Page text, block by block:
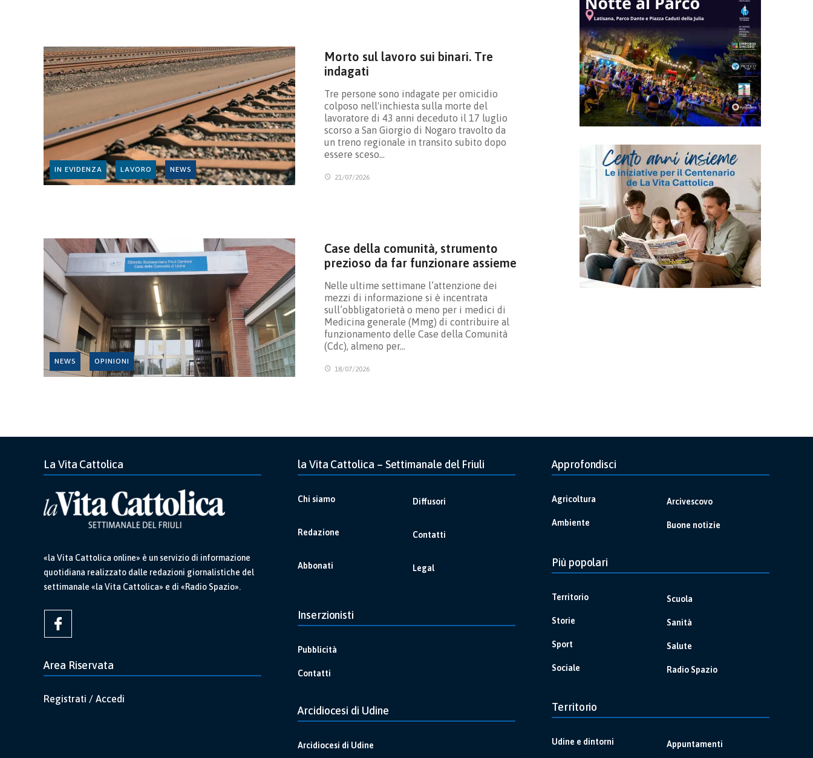
IN EVIDENZA LAVORO NEWS
Morto sul lavoro sui binari. Tre
indagati
Tre persone sono indagate per omicidio
colposo nell'inchiesta sulla morte del
lavoratore di 43 anni deceduto il 17 luglio
scorso a San Giorgio di Nogaro travolto da
un treno regionale in transito subito dopo
essere sceso…
21/07/2026
NEWS OPINIONI
Case della comunità, strumento
prezioso da far funzionare assieme
Nelle ultime settimane l’attenzione dei
mezzi di informazione si è incentrata
sull’obbligatorietà o meno per i medici di
Medicina generale (Mmg) di contribuire al
funzionamento delle Case della Comunità
(Cdc), almeno per…
18/07/2026
La Vita Cattolica
«la Vita Cattolica online» è un servizio di informazione
quotidiana realizzato dalle redazioni giornalistiche del
settimanale «la Vita Cattolica» e di «Radio Spazio».
Area Riservata
Registrati / Accedi
la Vita Cattolica – Settimanale del Friuli
Chi siamo
Redazione
Abbonati
Diffusori
Contatti
Legal
Inserzionisti
Pubblicità
Contatti
Arcidiocesi di Udine
Arcidiocesi di Udine
Approfondisci
Agricoltura
Ambiente
Arcivescovo
Buone notizie
Più popolari
Territorio
Storie
Sport
Sociale
Scuola
Sanità
Salute
Radio Spazio
Territorio
Udine e dintorni Appuntamenti